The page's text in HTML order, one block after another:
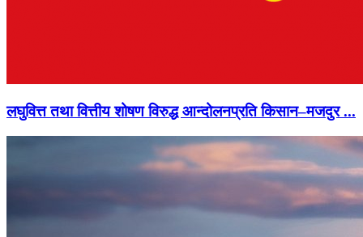
लघुवित्त तथा वित्तीय शोषण विरुद्ध आन्दोलनप्रति किसान–मजदुर ...